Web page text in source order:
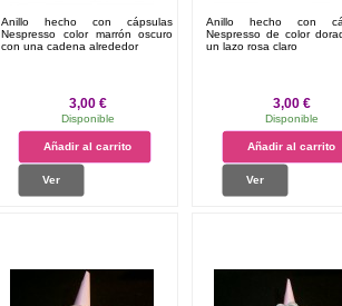
Anillo hecho con cápsulas
Nespresso color marrón oscuro
con una cadena alrededor
3,00 €
Disponible
Añadir al carrito
Ver
Anillo hecho con
Nespresso de color
un lazo rosa claro
3,00 €
Disponible
Añadir al carrito
Ver